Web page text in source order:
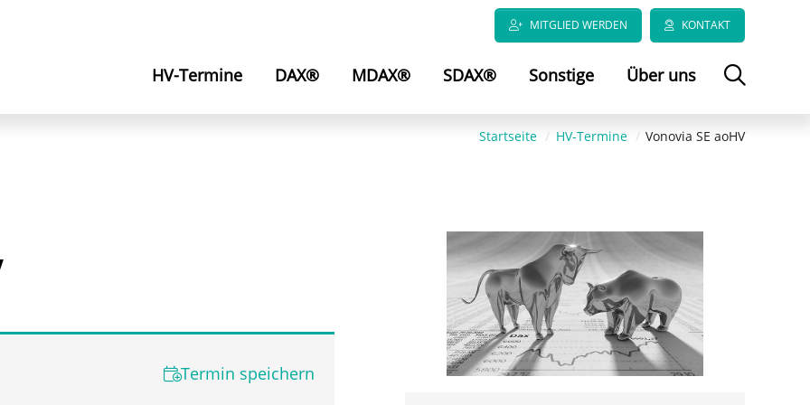
MITGLIED WERDEN KONTAKT
HV-Termine DAX® MDAX® SDAX® Sonstige Über uns
Startseite HV-Termine Vonovia SE aoHV
Termin speichern